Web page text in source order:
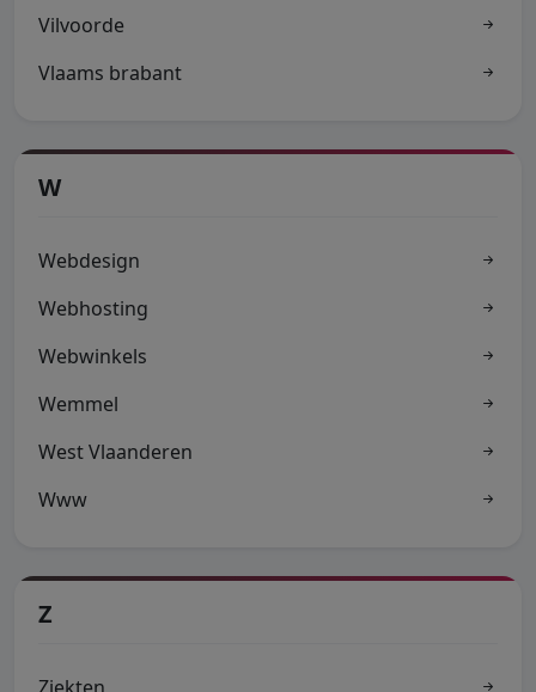
Vilvoorde
Vlaams brabant
W
Webdesign
Webhosting
Webwinkels
Wemmel
West Vlaanderen
Www
Z